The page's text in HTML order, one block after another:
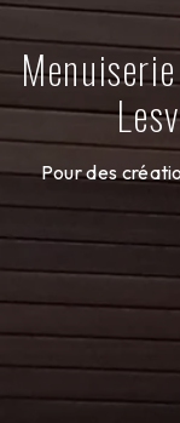
Pour des